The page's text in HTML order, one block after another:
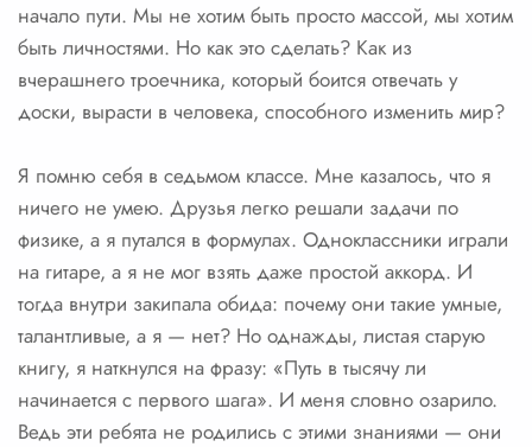
начало пути. Мы не хотим быть просто массой, мы хотим
быть личностями. Но как это сделать? Как из
вчерашнего троечника, который боится отвечать у
доски, вырасти в человека, способного изменить мир?
Я помню себя в седьмом классе. Мне казалось, что я
ничего не умею. Друзья легко решали задачи по
физике, а я путался в формулах. Одноклассники играли
на гитаре, а я не мог взять даже простой аккорд. И
тогда внутри закипала обида: почему они такие умные,
талантливые, а я — нет? Но однажды, листая старую
книгу, я наткнулся на фразу: «Путь в тысячу ли
начинается с первого шага». И меня словно озарило.
Ведь эти ребята не родились с этими знаниями — они